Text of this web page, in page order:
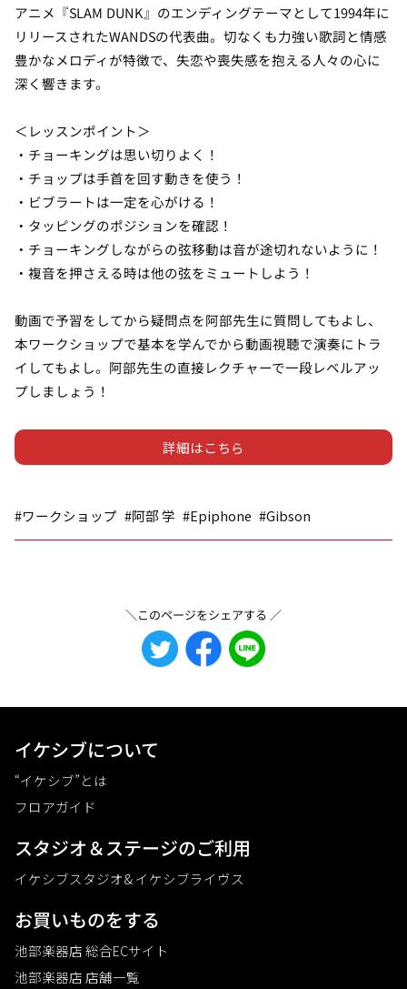
アニメ『SLAM DUNK』のエンディングテーマとして1994年に
リリースされたWANDSの代表曲。切なくも力強い歌詞と情感
豊かなメロディが特徴で、失恋や喪失感を抱える人々の心に
深く響きます。
＜レッスンポイント＞
・チョーキングは思い切りよく！
・チョップは手首を回す動きを使う！
・ビブラートは一定を心がける！
・タッピングのポジションを確認！
・チョーキングしながらの弦移動は音が途切れないように！
・複音を押さえる時は他の弦をミュートしよう！
動画で予習をしてから疑問点を阿部先生に質問してもよし、
本ワークショップで基本を学んでから動画視聴で演奏にトラ
イしてもよし。阿部先生の直接レクチャーで一段レベルアッ
プしましょう！
詳細はこちら
#ワークショップ #阿部 学 #Epiphone #Gibson
＼このページをシェアする ／
イケシブについて
“イケシブ”とは
フロアガイド
スタジオ＆ステージのご利⽤
イケシブスタジオ& イケシブライヴス
お買いものをする
池部楽器店 総合ECサイト
池部楽器店 店舗一覧